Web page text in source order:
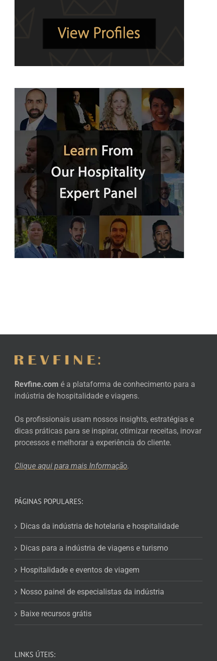
Revfine.com é a plataforma de conhecimento para a
indústria de hospitalidade e viagens.
Os profissionais usam nossos insights, estratégias e
dicas práticas para se inspirar, otimizar receitas, inovar
processos e melhorar a experiência do cliente.
Clique aqui para mais Informação.
PÁGINAS POPULARES:
Dicas da indústria de hotelaria e hospitalidade
Dicas para a indústria de viagens e turismo
Hospitalidade e eventos de viagem
Nosso painel de especialistas da indústria
Baixe recursos grátis
LINKS ÚTEIS: